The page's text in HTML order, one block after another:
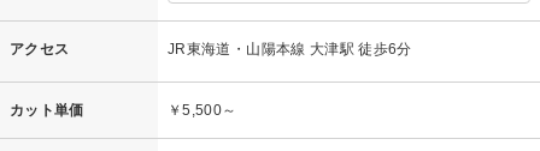
アクセス JR東海道・山陽本線 大津駅 徒歩6分
カット単価 ￥5,500～